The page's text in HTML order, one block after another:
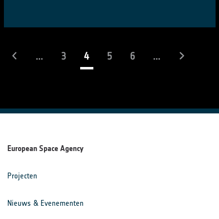
... 3 4(actueel)
5 6 ...
European Space Agency
Projecten
Nieuws & Evenementen